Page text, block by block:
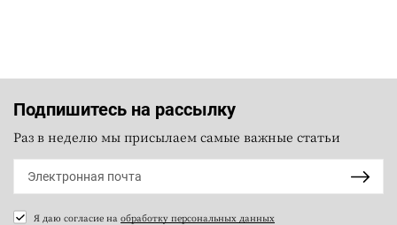
Подпишитесь на рассылку
Раз в неделю мы присылаем самые важные статьи
Я даю согласие на обработку персональных данных